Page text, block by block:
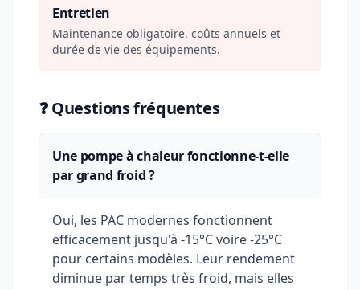
Entretien
Maintenance obligatoire, coûts annuels et
durée de vie des équipements.
❓ Questions fréquentes
Une pompe à chaleur fonctionne-t-elle
par grand froid ?
Oui, les PAC modernes fonctionnent
efficacement jusqu'à -15°C voire -25°C
pour certains modèles. Leur rendement
diminue par temps très froid, mais elles